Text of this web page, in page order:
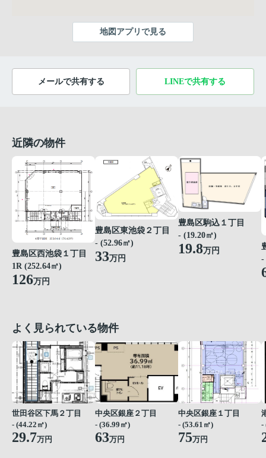
地図アプリで見る
メールで共有する LINEで共有する
近隣の物件
豊島区西池袋１丁目
1R (252.64㎡)
126万円
豊島区東池袋２丁目
- (52.96㎡)
33万円
豊島区駒込１丁目
- (19.20㎡)
19.8万円
-
よく見られている物件
世田谷区下馬２丁目
- (44.22㎡)
29.7万円
中央区銀座２丁目
- (36.99㎡)
63万円
中央区銀座１丁目
- (53.61㎡)
75万円
-